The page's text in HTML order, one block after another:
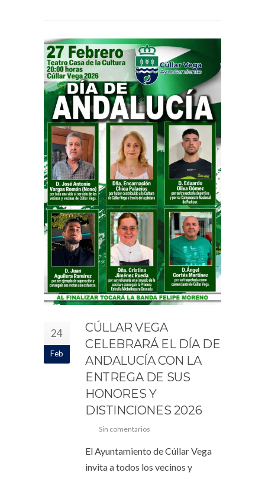
24
Feb
CÚLLAR VEGA
CELEBRARÁ EL DÍA DE
ANDALUCÍA CON LA
ENTREGA DE SUS
HONORES Y
DISTINCIONES 2026
Sin comentarios
El Ayuntamiento de Cúllar Vega
invita a todos los vecinos y